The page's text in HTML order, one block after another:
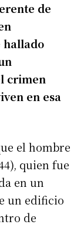
de
hallado
crimen
en esa
el hombre
quien fue
en un
un edificio
de